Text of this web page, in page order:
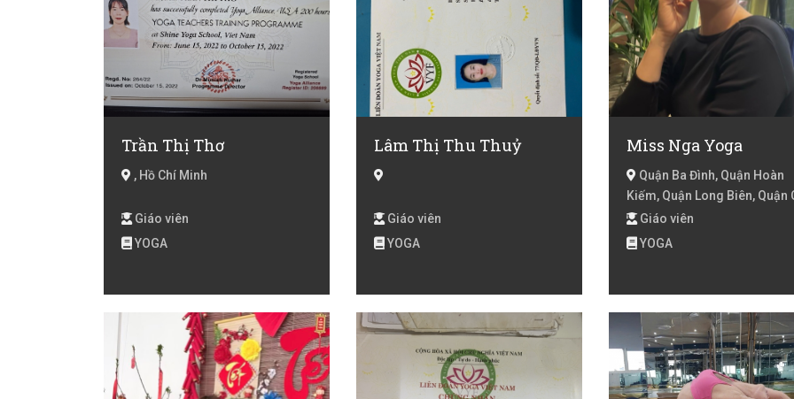
Trần Thị Thơ
, Hồ Chí Minh
Giáo viên
YOGA
Lâm Thị Thu Thuỷ
Giáo viên
YOGA
Miss Nga Yoga
Quận Ba Đình, Quận Hoàn
Kiếm, Quận Long Biên, Quận
Giấy, Quận Đống Đa, Quận Hai
Trưng, Quận Hoàng Mai, Hà
Giáo viên
YOGA